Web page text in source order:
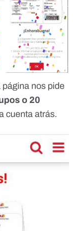
nos pide
o 20
cuenta atrás.